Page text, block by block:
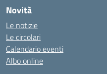
Novità
Le notizie
Le circolari
Calendario eventi
Albo online